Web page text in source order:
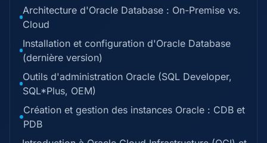
Architecture d'Oracle Database : On-Premise vs.
Cloud
Installation et configuration d'Oracle Database
(dernière version)
Outils d'administration Oracle (SQL Developer,
SQL*Plus, OEM)
Création et gestion des instances Oracle : CDB et
PDB